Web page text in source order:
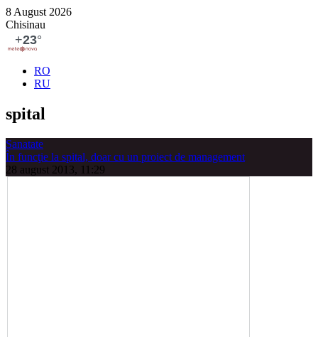
8 August 2026
Chisinau
RO
RU
spital
Sanatate
În funcţie la spital, doar cu un proiect de management
28 august 2013, 11:29